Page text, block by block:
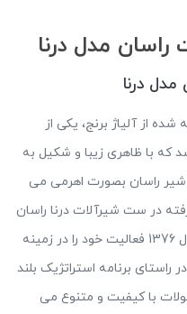
مدل درنا
درنا
از آلیاژ برنج، یکی از
که با ظاهری زیبا و شکیل به
شیر راسان بصورت اهرمی می
در ست شیرآلات درنا راسان
از نوع KCG است. کمپانی راسان در سال 1376 فعالیت خود را در زمینه
راستای برنامه استراتژیک بلند
با کیفیت و متنوع می